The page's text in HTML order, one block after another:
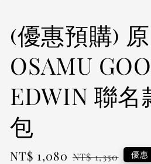
(優惠預購)
OSAMU
EDWIN 聯名
包
Sale
NT$ 1,080 Regular
NT$ 1,350 優惠